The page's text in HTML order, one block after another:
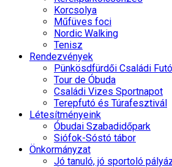
Korcsolya
Műfüves foci
Nordic Walking
Tenisz
Rendezvények
Pünkösdfürdői Családi
Tour de Óbuda
Családi Vizes Sportnapot
Terepfutó és Túrafesztivál
Létesítményeink
Óbudai Szabadidőpark
Siófok-Sóstó tábor
Önkormányzat
Jó tanuló, jó sportoló